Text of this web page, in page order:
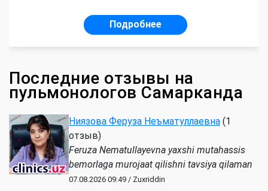
Подробнее
Последние отзывы на
пульмонологов Самарканда
Ниязова Феруза Неъматуллаевна (1
отзыв)
Feruza Nematullayevna yaxshi mutahassis
bemorlaga murojaat qilishni tavsiya qilaman
07.08.2026 09:49 / Zuxriddin